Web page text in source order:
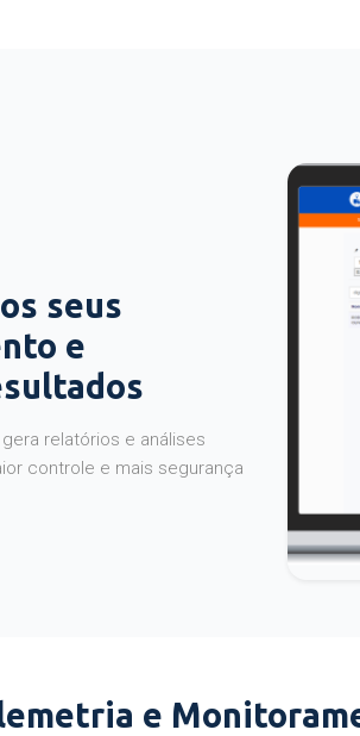
seus
e
relatórios e análises
controle e mais segurança
e